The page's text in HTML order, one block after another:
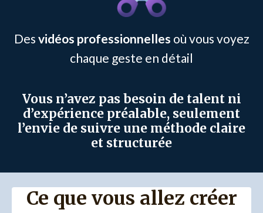
Des vidéos professionnelles où vous voyez
chaque geste en détail
Vous n’avez pas besoin de talent ni
d’expérience préalable, seulement
l’envie de suivre une méthode claire
et structurée
Ce que vous allez créer